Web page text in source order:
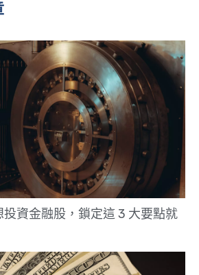
資金融股，鎖定這 3 大要點就